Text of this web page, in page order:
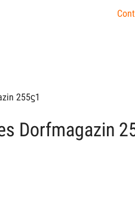
255ϛ1
Dorfmagazin